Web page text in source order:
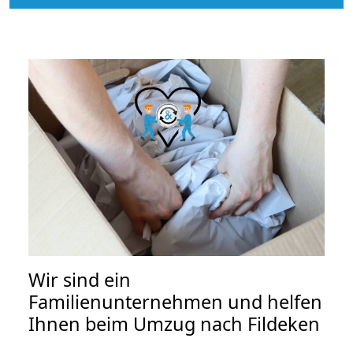
Wir sind ein
Familienunternehmen und helfen
Ihnen beim Umzug nach Fildeken